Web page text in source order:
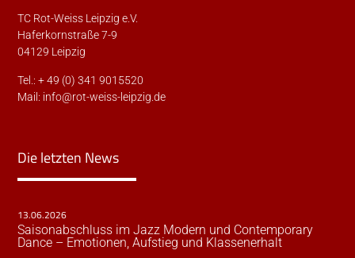
TC Rot-Weiss Leipzig e.V.
Haferkornstraße 7-9
04129 Leipzig
Tel.: + 49 (0) 341 9015520
Mail: info@rot-weiss-leipzig.de
Die letzten News
13.06.2026
Saisonabschluss im Jazz Modern und Contemporary
Dance – Emotionen, Aufstieg und Klassenerhalt